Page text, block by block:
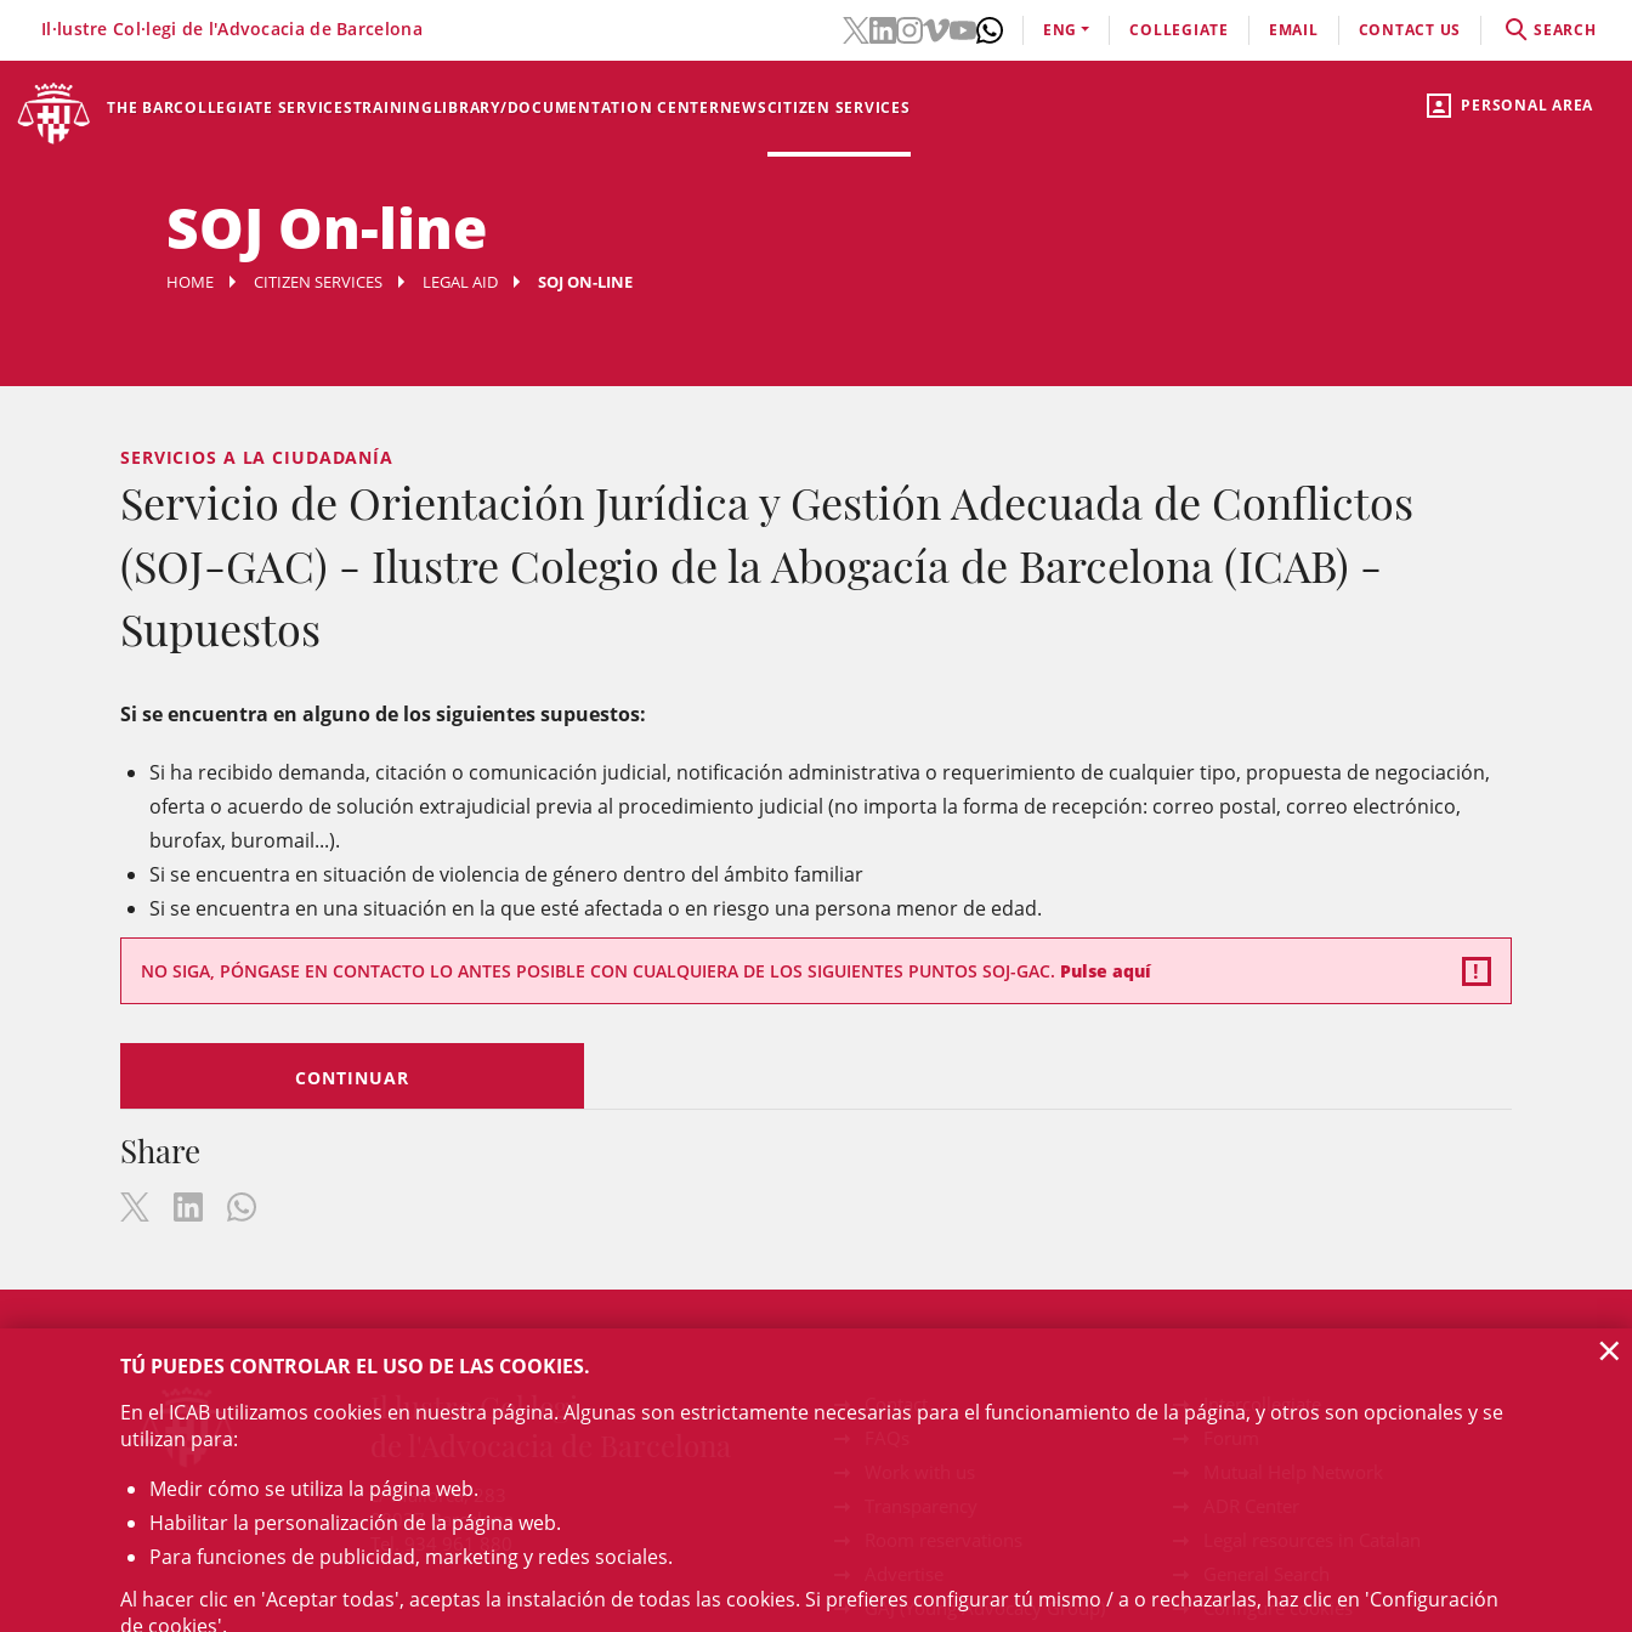
PERSONAL AREA
THE BARCOLLEGIATE SERVICESTRAININGLIBRARY/DOCUMENTATION CENTERNEWSCITIZEN SERVICES
Il·lustre Col·legi de l'Advocacia de Barcelona ENG COLLEGIATE EMAIL CONTACT US SEARCH
SOJ On-line
HOME CITIZEN SERVICES LEGAL AID SOJ ON-LINE
SERVICIOS A LA CIUDADANÍA
Servicio de Orientación Jurídica y Gestión Adecuada de Conflictos
(SOJ-GAC) - Ilustre Colegio de la Abogacía de Barcelona (ICAB) -
Supuestos
Si se encuentra en alguno de los siguientes supuestos:
Si ha recibido demanda, citación o comunicación judicial, notificación administrativa o requerimiento de cualquier tipo, propuesta de negociación,
oferta o acuerdo de solución extrajudicial previa al procedimiento judicial (no importa la forma de recepción: correo postal, correo electrónico,
burofax, buromail...).
Si se encuentra en situación de violencia de género dentro del ámbito familiar
Si se encuentra en una situación en la que esté afectada o en riesgo una persona menor de edad.
NO SIGA, PÓNGASE EN CONTACTO LO ANTES POSIBLE CON CUALQUIERA DE LOS SIGUIENTES PUNTOS SOJ-GAC. Pulse aquí
CONTINUAR
Share
Il·lustre Col·legi
c/ Mallorca, 283
08037 Barcelona
Tel. 934 961 880
Contact
GAJ (Young Advocacy Group)
Intercollegiate
Configure cookies
TÚ PUEDES CONTROLAR EL USO DE LAS COOKIES.
En el ICAB utilizamos cookies en nuestra página. Algunas son estrictamente necesarias para el funcionamiento de la página, y otros son opcionales y se
utilizan para:
Medir cómo se utiliza la página web.
Habilitar la personalización de la página web.
Para funciones de publicidad, marketing y redes sociales.
Al hacer clic en 'Aceptar todas', aceptas la instalación de todas las cookies. Si prefieres configurar tú mismo / a o rechazarlas, haz clic en 'Configuración
de cookies'.
×